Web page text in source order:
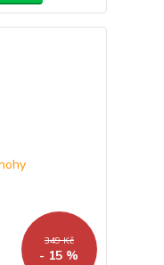
349 Kč
- 15 %